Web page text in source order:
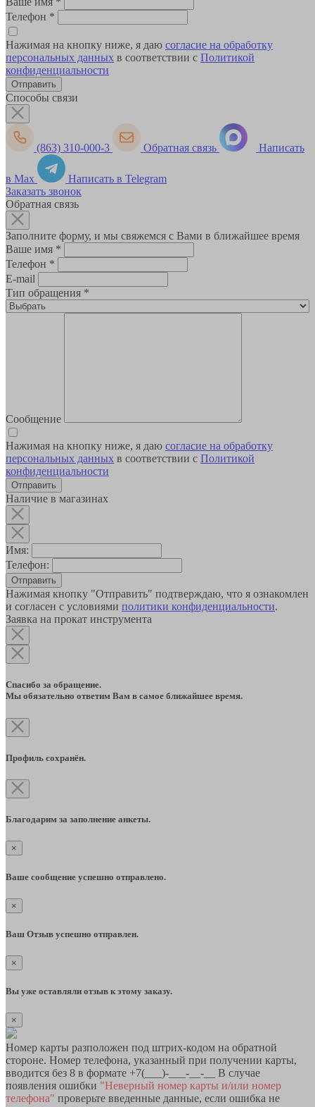
Телефон *
Нажимая на кнопку ниже, я даю согласие на обработку
персональных данных в соответствии с Политикой
конфиденциальности
Способы связи
(863) 310-000-3 Обратная связь Написать
в Max
Написать в Telegram
Заказать звонок
Обратная связь
Заполните форму, и мы свяжемся с Вами в ближайшее время
Ваше имя *
Телефон *
E-mail
Тип обращения *
Сообщение
Нажимая на кнопку ниже, я даю согласие на обработку
персональных данных в соответствии с Политикой
конфиденциальности
Наличие в магазинах
Имя:
Телефон:
Отправить
Нажимая кнопку "Отправить" подтверждаю, что я ознакомлен
и согласен с условиями политики конфиденциальности.
Заявка на прокат инструмента
Спасибо за обращение.
Мы обязательно ответим Вам в самое ближайшее время.
Профиль сохранён.
Благодарим за заполнение анкеты.
×
Ваше сообщение успешно отправлено.
×
Ваш Отзыв успешно отправлен.
×
Вы уже оставляли отзыв к этому заказу.
×
Номер карты разположен под штрих-кодом на обратной
стороне. Номер телефона, указанный при получении карты,
вводится без 8 в формате +7(___)-___-__-__ В случае
появления ошибки "Неверный номер карты и/или номер
телефона" проверьте введенные данные, если ошибка не